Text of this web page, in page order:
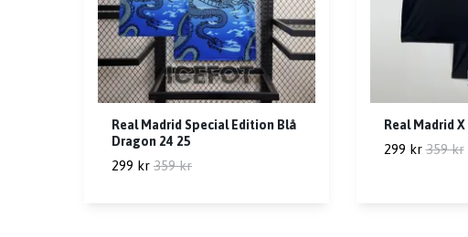
Real Madrid Special Edition Blå
Dragon 24 25
299 kr 359 kr
Real Madrid
299 kr 359 kr